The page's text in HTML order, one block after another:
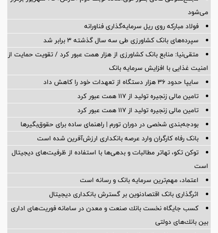
می‌شود
فولاد مبارکه روی ریل سرمایه‌گذاری فناورانه
سپرده‌های بانک کشاورزی طی سه سال گذشته ۳ برابر شد
متقی‌نیا: منابع بانک کشاورزی از هزار همت عبور کرد / تقویت حمایت از
امنیت غذایی با افزایش سرمایه بانک
سایپا حدود ۳۶ هزار دستگاه از تعهدات خود را کاهش داد
تامین مالی زنجیره تولید از 117 همت عبور کرد
تامین مالی زنجیره تولید از 117 همت عبور کرد
بودجه‌بندی شخصی در دوران تورم | راهنمای ساده برای حقوق‌بگیرها
بانک رفاه کارگران وارد عرصه بانکداری ارزش‌آفرین شده است
توکن تکو، تهاتر مطالبات و بدهی‌ها با استفاده از ظرفیت‌های دیجیتال
است
اعتماد، مهم‌ترین سرمایه بانک و رسانه است
اثرگذاری بانک اقتصادنوین بر گسترش بانکداری دیجیتال
كسب جایگاه نخست بانك صنعت و معدن در سامانه فوریت‌های اداری
بین بانك‌های دولتی